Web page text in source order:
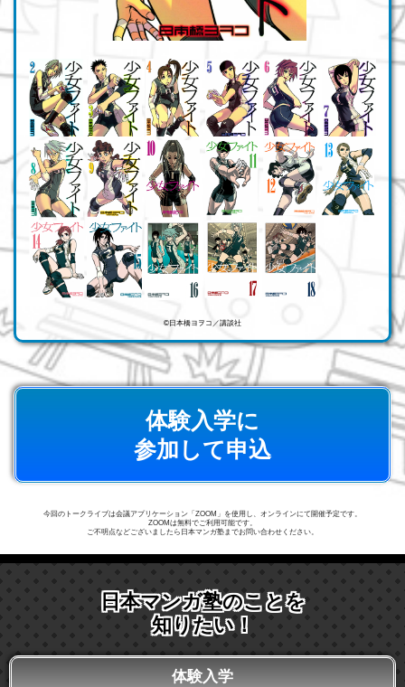
©日本橋ヨヲコ／講談社
体験入学に
参加して申込
今回のトークライブは会議アプリケーション「ZOOM」を使用し、オンラインにて開催予定です。
ZOOMは無料でご利用可能です。
ご不明点などございましたら日本マンガ塾までお問い合わせください。
日本マンガ塾のことを
知りたい！
体験入学